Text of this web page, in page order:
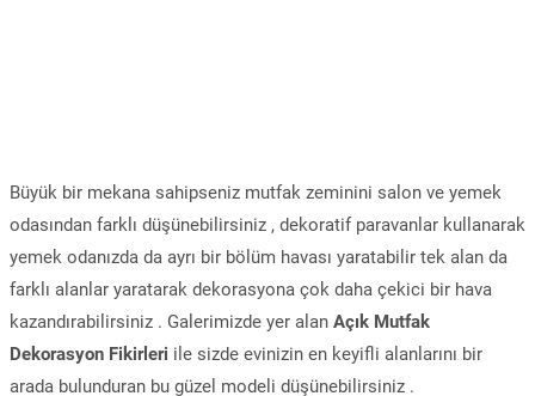
Büyük bir mekana sahipseniz mutfak zeminini salon ve yemek
odasından farklı düşünebilirsiniz , dekoratif paravanlar kullanarak
yemek odanızda da ayrı bir bölüm havası yaratabilir tek alan da
farklı alanlar yaratarak dekorasyona çok daha çekici bir hava
kazandırabilirsiniz . Galerimizde yer alan Açık Mutfak
Dekorasyon Fikirleri ile sizde evinizin en keyifli alanlarını bir
arada bulunduran bu güzel modeli düşünebilirsiniz .